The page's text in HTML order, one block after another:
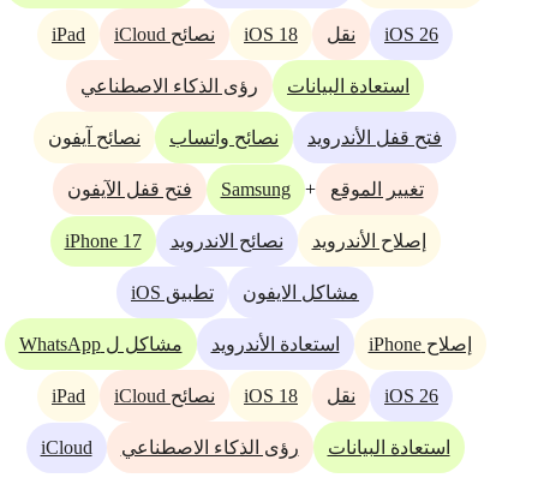
iOS 26 نقل iOS 18 نصائح iCloud iPad
استعادة البيانات رؤى الذكاء الاصطناعي
فتح قفل الأندرويد نصائح واتساب نصائح آيفون
تغيير الموقع +
Samsung فتح قفل الآيفون
إصلاح الأندرويد نصائح الاندرويد iPhone 17
مشاكل الايفون تطبيق iOS
إصلاح iPhone استعادة الأندرويد مشاكل ل WhatsApp
iOS 26 نقل iOS 18 نصائح iCloud iPad
استعادة البيانات رؤى الذكاء الاصطناعي iCloud